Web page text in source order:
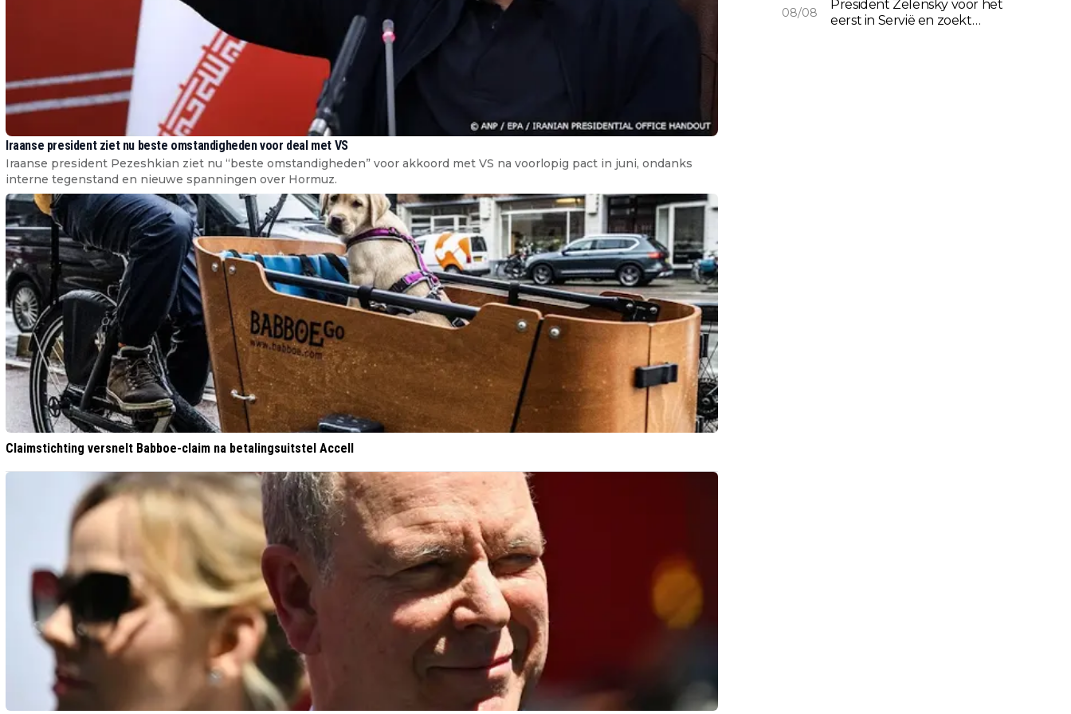
Iraanse president ziet nu beste omstandigheden voor deal met VS
Iraanse president Pezeshkian ziet nu “beste omstandigheden” voor akkoord met VS na voorlopig pact in juni, ondanks
interne tegenstand en nieuwe spanningen over Hormuz.
Claimstichting versnelt Babboe-claim na betalingsuitstel Accell
08/08
President Zelensky voor het
eerst in Servië en zoekt